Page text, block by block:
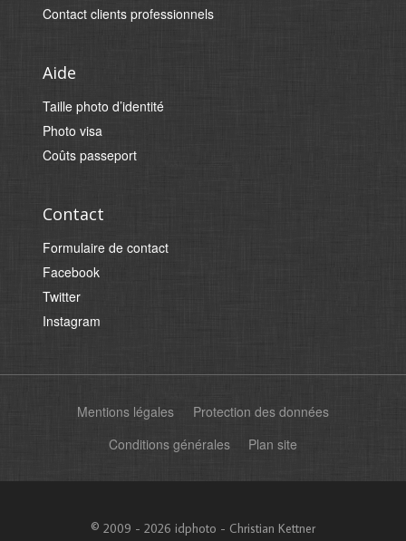
Contact clients professionnels
Aide
Taille photo d’identité
Photo visa
Coûts passeport
Contact
Formulaire de contact
Facebook
Twitter
Instagram
Mentions légales
Protection des données
Conditions générales
Plan site
© 2009 - 2026 idphoto - Christian Kettner